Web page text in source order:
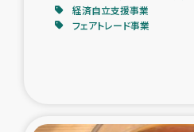
経済自立支援事業
フェアトレード事業